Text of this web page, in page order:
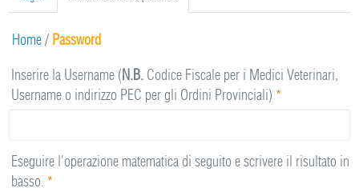
tab)
Home/ Password
Inserire la Username (N.B. Codice Fiscale per i Medici Veterinari,
Username o indirizzo PEC per gli Ordini Provinciali) *
Eseguire l'operazione matematica di seguito e scrivere il risultato in
basso. *